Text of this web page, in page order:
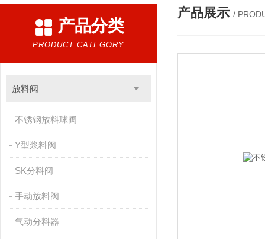
产品分类
PRODUCT CATEGORY
放料阀
不锈钢放料球阀
Y型浆料阀
SK分料阀
手动放料阀
气动分料器
产品展示 /